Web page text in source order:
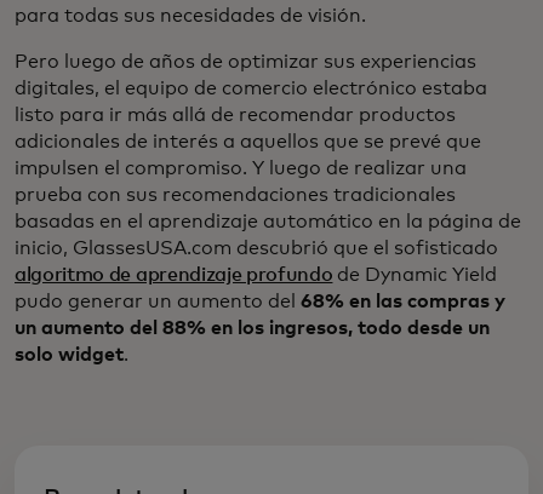
para todas sus necesidades de visión.
Pero luego de años de optimizar sus experiencias
digitales, el equipo de comercio electrónico estaba
listo para ir más allá de recomendar productos
adicionales de interés a aquellos que se prevé que
impulsen el compromiso. Y luego de realizar una
prueba con sus recomendaciones tradicionales
basadas en el aprendizaje automático en la página de
inicio, GlassesUSA.com descubrió que el sofisticado
algoritmo de aprendizaje profundo de Dynamic Yield
pudo generar un aumento del 68% en las compras y
un aumento del 88% en los ingresos, todo desde un
solo widget.